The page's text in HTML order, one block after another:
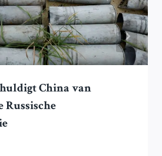
China van
Russische